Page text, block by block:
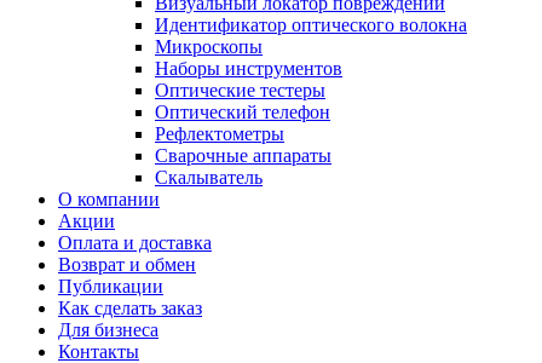
Идентификатор оптического волокна
Микроскопы
Наборы инструментов
Оптические тестеры
Оптический телефон
Рефлектометры
Сварочные аппараты
Скалыватель
О компании
Акции
Оплата и доставка
Возврат и обмен
Публикации
Как сделать заказ
Для бизнеса
Контакты